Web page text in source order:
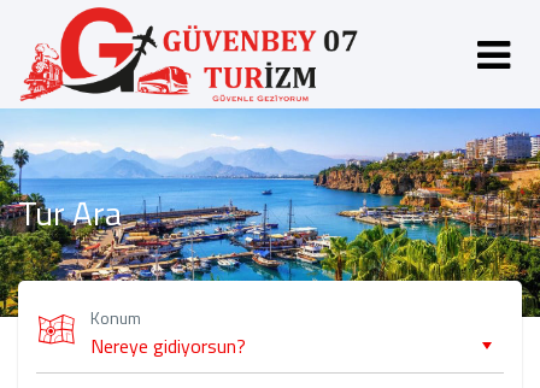
Tur Ara
Konum